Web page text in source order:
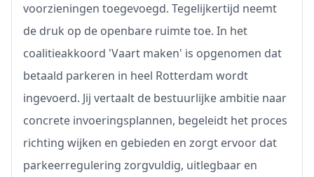
voorzieningen toegevoegd. Tegelijkertijd neemt
de druk op de openbare ruimte toe. In het
coalitieakkoord 'Vaart maken' is opgenomen dat
betaald parkeren in heel Rotterdam wordt
ingevoerd. Jij vertaalt de bestuurlijke ambitie naar
concrete invoeringsplannen, begeleidt het proces
richting wijken en gebieden en zorgt ervoor dat
parkeerregulering zorgvuldig, uitlegbaar en